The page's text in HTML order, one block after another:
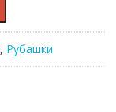
, Рубашки